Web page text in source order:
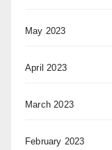
May 2023
April 2023
March 2023
February 2023